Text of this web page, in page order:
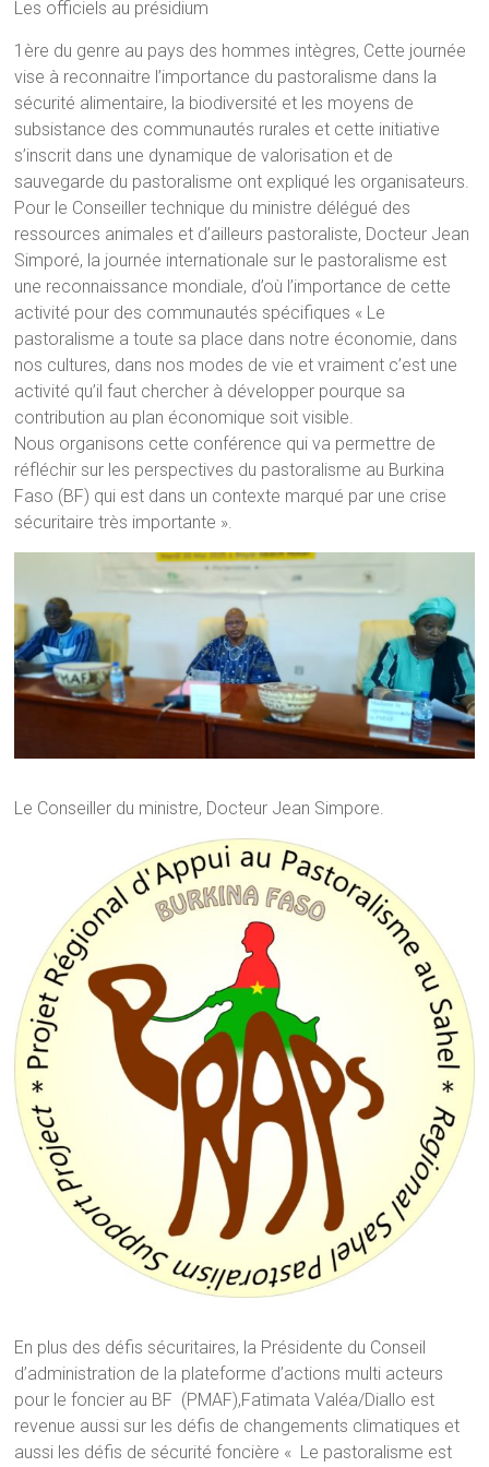
Les officiels au présidium
1ère du genre au pays des hommes intègres, Cette journée
vise à reconnaitre l’importance du pastoralisme dans la
sécurité alimentaire, la biodiversité et les moyens de
subsistance des communautés rurales et cette initiative
s’inscrit dans une dynamique de valorisation et de
sauvegarde du pastoralisme ont expliqué les organisateurs.
Pour le Conseiller technique du ministre délégué des
ressources animales et d’ailleurs pastoraliste, Docteur Jean
Simporé, la journée internationale sur le pastoralisme est
une reconnaissance mondiale, d’où l’importance de cette
activité pour des communautés spécifiques « Le
pastoralisme a toute sa place dans notre économie, dans
nos cultures, dans nos modes de vie et vraiment c’est une
activité qu’il faut chercher à développer pourque sa
contribution au plan économique soit visible.
Nous organisons cette conférence qui va permettre de
réfléchir sur les perspectives du pastoralisme au Burkina
Faso (BF) qui est dans un contexte marqué par une crise
sécuritaire très importante ».
Le Conseiller du ministre, Docteur Jean Simpore.
En plus des défis sécuritaires, la Présidente du Conseil
d’administration de la plateforme d’actions multi acteurs
pour le foncier au BF (PMAF),Fatimata Valéa/Diallo est
revenue aussi sur les défis de changements climatiques et
aussi les défis de sécurité foncière « Le pastoralisme est